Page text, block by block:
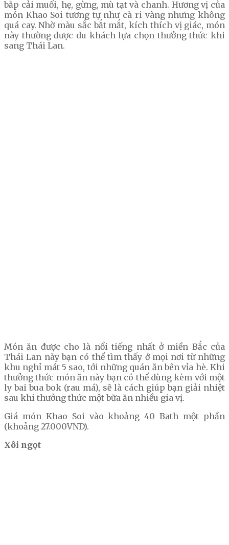
bắp cải muối, hẹ, gừng, mù tạt và chanh. Hương vị của
món Khao Soi tương tự như cà ri vàng nhưng không
quá cay. Nhờ màu sắc bắt mắt, kích thích vị giác, món
này thường được du khách lựa chọn thưởng thức khi
sang Thái Lan.
Món ăn được cho là nổi tiếng nhất ở miền Bắc của
Thái Lan này bạn có thể tìm thấy ở mọi nơi từ những
khu nghỉ mát 5 sao, tới những quán ăn bên vỉa hè. Khi
thưởng thức món ăn này bạn có thể dùng kèm với một
ly bai bua bok (rau má), sẽ là cách giúp bạn giải nhiệt
sau khi thưởng thức một bữa ăn nhiều gia vị.
Giá món Khao Soi vào khoảng 40 Bath một phần
(khoảng 27.000VND).
Xôi ngọt